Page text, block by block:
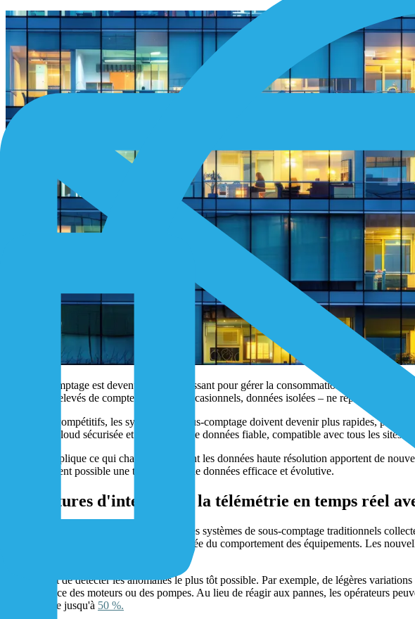
Le sous -comptage est devenu un outil puissant pour gérer la consommation d'énergie,
méthode – relevés de compteurs lents et occasionnels, données isolées – ne répond plus aux
Pour rester compétitifs, les systèmes de sous-comptage doivent devenir plus rapides, plus
intégration cloud sécurisée et un transfert de données fiable, compatible avec tous les sites
Ce guide explique ce qui change : comment les données haute résolution apportent de
pointe, rendent possible une transmission de données efficace et évolutive.
Des lectures d'intervalle à la télémétrie en temps réel
Alors, qu'est-ce que le sous-comptage ? Les systèmes de sous-comptage traditionnels
des problèmes ou la compréhension détaillée du comportement des équipements. Les
Cela permet de détecter les anomalies le plus tôt possible. Par exemple, de légères
usure précoce des moteurs ou des pompes. Au lieu de réagir aux pannes, les opérateurs
maintenance jusqu'à 50 %.